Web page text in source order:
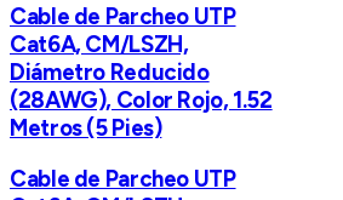
Cable de Parcheo UTP
Cat6A, CM/LSZH,
Diámetro Reducido
(28AWG), Color Rojo, 1.52
Metros (5 Pies)
Cable de Parcheo UTP